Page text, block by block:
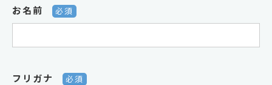
お名前 必須
フリガナ 必須